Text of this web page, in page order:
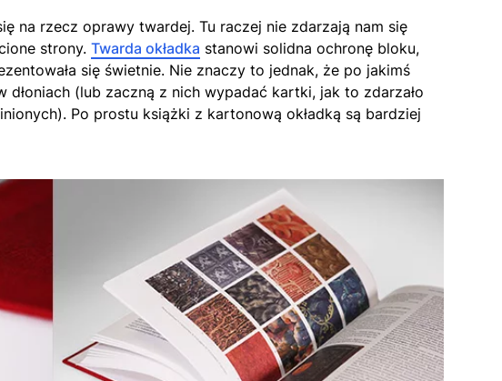
na rzecz oprawy twardej. Tu raczej nie zdarzają nam się
strony. Twarda okładka stanowi solidna ochronę bloku,
się świetnie. Nie znaczy to jednak, że po jakimś
(lub zaczną z nich wypadać kartki, jak to zdarzało
Po prostu książki z kartonową okładką są bardziej